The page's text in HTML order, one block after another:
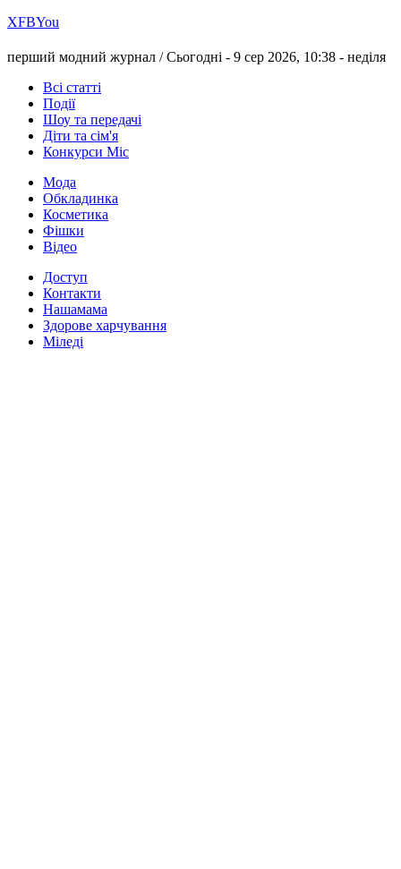
ХFBYou
перший модний журнал /Сьогодні - 9 сер 2026, 10:38 - неділя
Всі статті
Події
Шоу та передачі
Діти та сім'я
Конкурси Міс
Мода
Обкладинка
Косметика
Фішки
Відео
Доступ
Контакти
Нашамама
Здорове харчування
Міледі